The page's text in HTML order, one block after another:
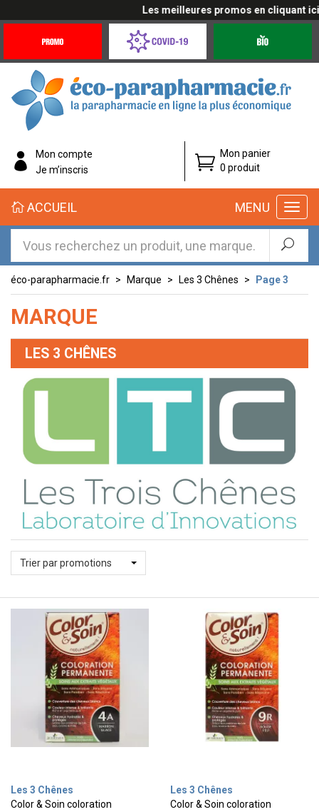
Les meilleures promos en cliquant ici
Offres
Coronavirus
éco-
parapharmacie.fr
éco-
parapharmacie.fr
Mon compte
Je m’inscris
Mon panier
0 produit
MENU
ACCUEIL
éco-parapharmacie.fr Marque Les 3 Chênes Page 3
MARQUE
LES 3 CHÊNES
Trier par promotions
Les 3 Chênes
Color & Soin coloration
Les 3 Chênes
Color & Soin coloration